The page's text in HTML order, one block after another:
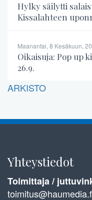
Hylky säilytti
Kissalahteen
Maanantai, 8 Kesäkuun,
Oikaisuja: Pop up
26.9.
ARKISTO
Yhteystiedot
Toimittaja /